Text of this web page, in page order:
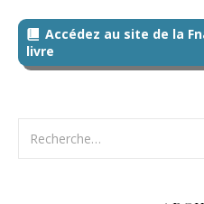
Accédez au site de la
livre